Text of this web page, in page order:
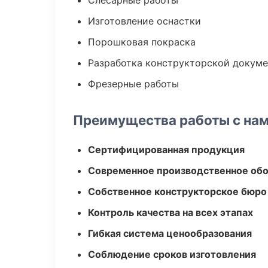
Изготовление оснастки
Порошковая покраска
Разработка конструкторской
Фрезерные работы
Преимущества работы с
Сертифицированная продукция
Современное производственное
Собственное конструкторское бюро
Контроль качества на всех этапах
Гибкая система ценообразования
Соблюдение сроков изготовления